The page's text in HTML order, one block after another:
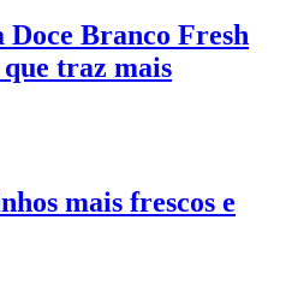
Doce Branco Fresh
traz mais
mais frescos e